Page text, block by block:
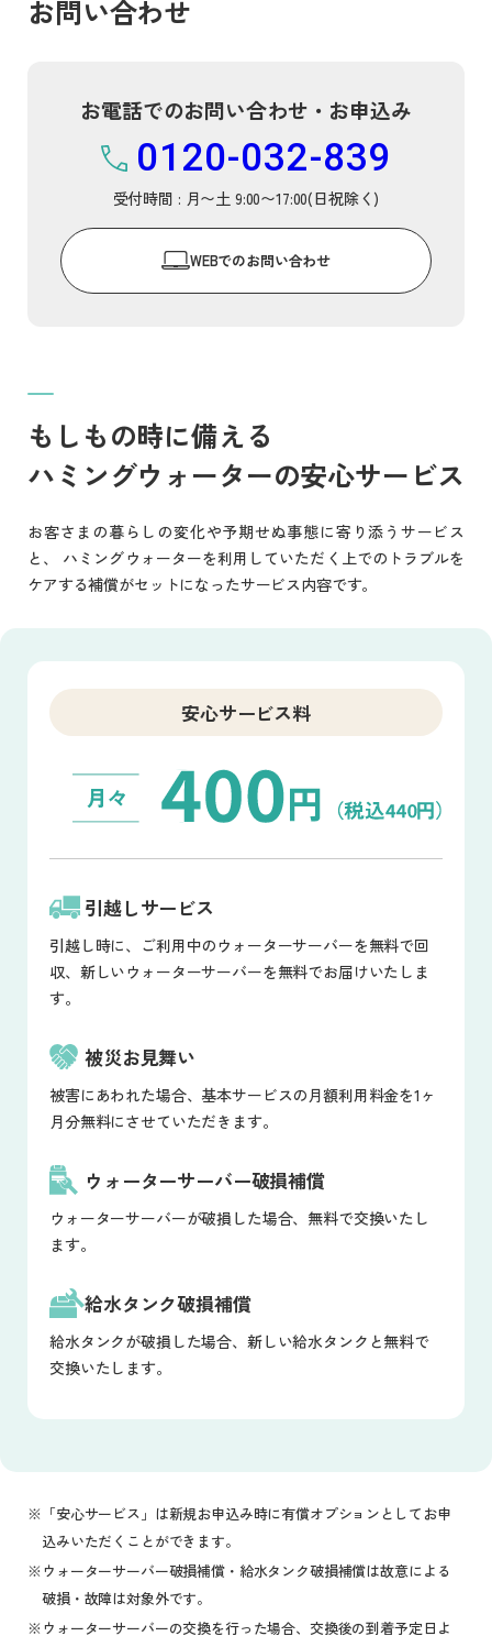
お問い合わせ
お電話でのお問い合わせ・お申込み
0120-032-839
受付時間 : 月〜土 9:00〜17:00(日祝除く)
WEBでのお問い合わせ
もしもの時に備える
ハミングウォーターの安心サービス
お客さまの暮らしの変化や予期せぬ事態に寄り添うサービス
と、
ハミングウォーターを利用していただく上でのトラブルを
ケアする補償がセットになったサービス内容です。
安心サービス料
引越しサービス
引越し時に、ご利用中のウォーターサーバーを無料で回
収、新しいウォーターサーバーを無料でお届けいたしま
す。
被災お見舞い
被害にあわれた場合、基本サービスの月額利用料金を1ヶ
月分無料にさせていただきます。
ウォーターサーバー破損補償
ウォーターサーバーが破損した場合、無料で交換いたし
ます。
給水タンク破損補償
給水タンクが破損した場合、新しい給水タンクと無料で
交換いたします。
「安心サービス」は新規お申込み時に有償オプションとしてお申
込みいただくことができます。
ウォーターサーバー破損補償・給水タンク破損補償は故意による
破損・故障は対象外です。
ウォーターサーバーの交換を行った場合、交換後の到着予定日よ